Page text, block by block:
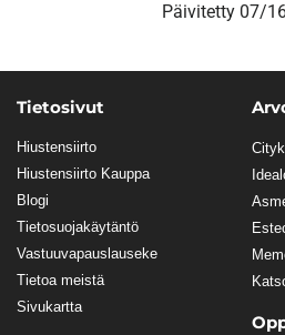
Päivitetty 07/
Tietosivut
Hiustensiirto
Hiustensiirto Kauppa
Blogi
Tietosuojakäytäntö
Vastuuvapauslauseke
Tietoa meistä
Sivukartta